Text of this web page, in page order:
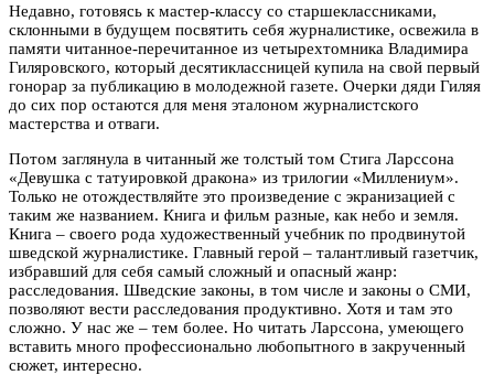
Недавно, готовясь к мастер-классу со старшеклассниками,
склонными в будущем посвятить себя журналистике, освежила в
памяти читанное-перечитанное из четырехтомника Владимира
Гиляровского, который десятиклассницей купила на свой первый
гонорар за публикацию в молодежной газете. Очерки дяди Гиляя
до сих пор остаются для меня эталоном журналистского
мастерства и отваги.
Потом заглянула в читанный же толстый том Стига Ларссона
«Девушка с татуировкой дракона» из трилогии «Миллениум».
Только не отождествляйте это произведение с экранизацией с
таким же названием. Книга и фильм разные, как небо и земля.
Книга – своего рода художественный учебник по продвинутой
шведской журналистике. Главный герой – талантливый газетчик,
избравший для себя самый сложный и опасный жанр:
расследования. Шведские законы, в том числе и законы о СМИ,
позволяют вести расследования продуктивно. Хотя и там это
сложно. У нас же – тем более. Но читать Ларссона, умеющего
вставить много профессионально любопытного в закрученный
сюжет, интересно.